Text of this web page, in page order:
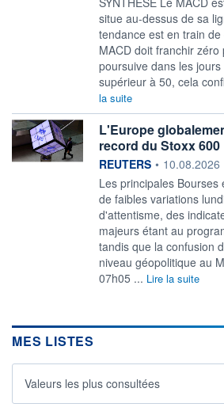
situe au-dessus de sa
tendance est en train
MACD doit franchir
poursuive dans les
supérieur à 50, cela
la suite
L'Europe
record du Stoxx 600
information fournie par
REUTERS • 10.08.2026
Les principales
de faibles variations
d'attentisme, des
majeurs étant au
tandis que la confusion
niveau géopolitique au
07h05 ... Lire la suite
MES LISTES
Valeurs les plus consultées